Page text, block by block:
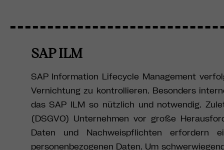
SAP ILM
SAP Information Lifecycle Management
Vernichtung zu kontrollieren. Besonders
das SAP ILM so nützlich und notwendig.
(DSGVO) Unternehmen vor große
Daten und Nachweispflichten erfordern
personenbezogenen Daten. Um